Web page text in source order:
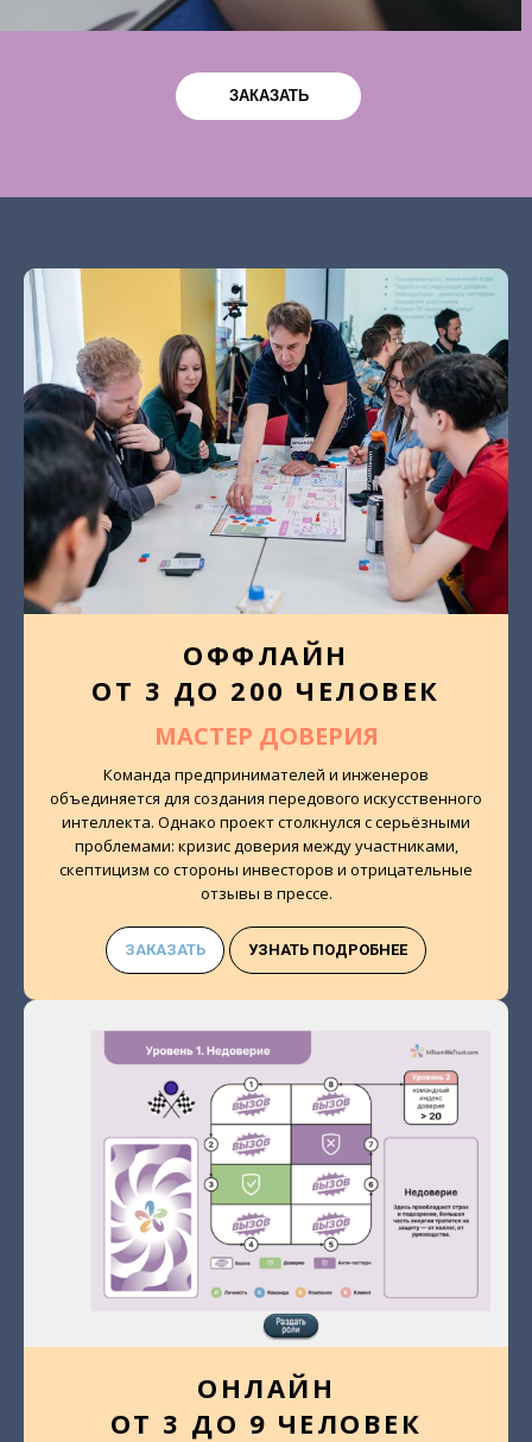
ЗАКАЗАТЬ
ОФФЛАЙН
ОТ 3 ДО 200 ЧЕЛОВЕК
МАСТЕР ДОВЕРИЯ
Команда предпринимателей и инженеров
объединяется для создания передового искусственного
интеллекта. Однако проект столкнулся с серьёзными
проблемами: кризис доверия между участниками,
скептицизм со стороны инвесторов и отрицательные
отзывы в прессе.
ЗАКАЗАТЬ УЗНАТЬ ПОДРОБНЕЕ
ОНЛАЙН
ОТ 3 ДО 9 ЧЕЛОВЕК